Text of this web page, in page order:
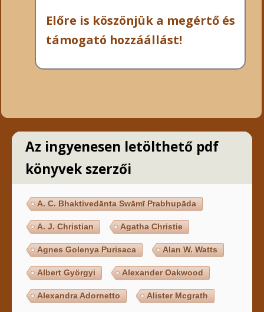
Előre is köszönjük a megértő és
támogató hozzáállást!
Az ingyenesen letölthető pdf
könyvek szerzői
A. C. Bhaktivedānta Swāmī Prabhupāda
A. J. Christian Agatha Christie
Agnes Golenya Purisaca Alan W. Watts
Albert Györgyi Alexander Oakwood
Alexandra Adornetto Alister Mcgrath